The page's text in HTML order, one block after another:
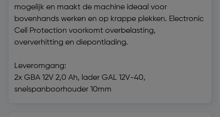
mogelijk en maakt de machine ideaal voor
bovenhands werken en op krappe plekken. Electronic
Cell Protection voorkomt overbelasting,
oververhitting en diepontlading.
Leveromgang:
2x GBA 12V 2,0 Ah, lader GAL 12V-40,
snelspanboorhouder 10mm